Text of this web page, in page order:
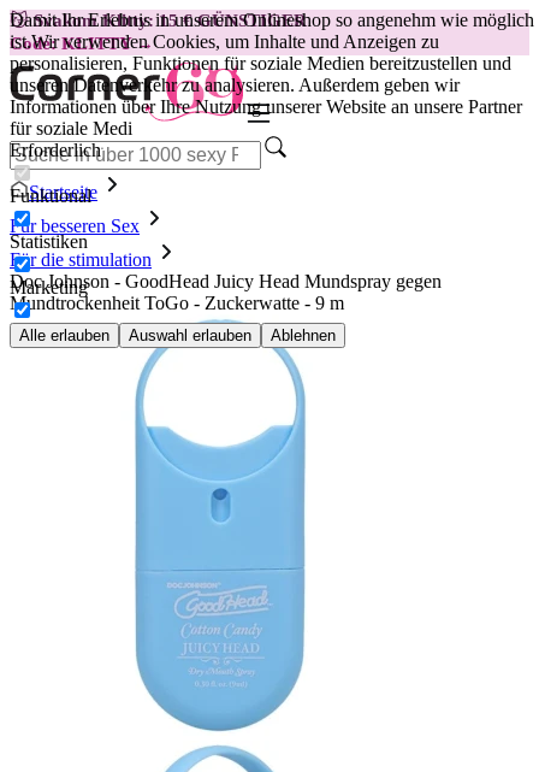
Damit Ihr Erlebnis in unserem Onlineshop so angenehm wie möglich
ist.Wir verwenden Cookies, um Inhalte und Anzeigen zu
personalisieren, Funktionen für soziale Medien bereitzustellen und
unseren Datenverkehr zu analysieren. Außerdem geben wir
Informationen über Ihre Nutzung unserer Website an unsere Partner
für soziale Medi
Erforderlich
Funktional
Statistiken
Marketing
Alle erlauben Auswahl erlauben Ablehnen
😽Svakom Klitty: 15 € GÜNSTIGER
Code: KLITTY →
Startseite
Für besseren Sex
Für die stimulation
Doc Johnson - GoodHead Juicy Head Mundspray gegen
Mundtrockenheit ToGo - Zuckerwatte - 9 m